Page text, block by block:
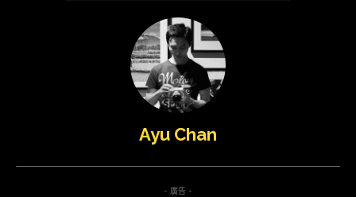
Ayu Chan
- 廣告 -